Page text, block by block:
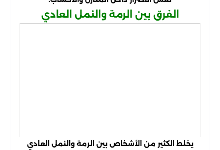
الفرق بين الرمة والنمل العادي
يخلط الكثير من الأشخاص بين الرمة والنمل العادي